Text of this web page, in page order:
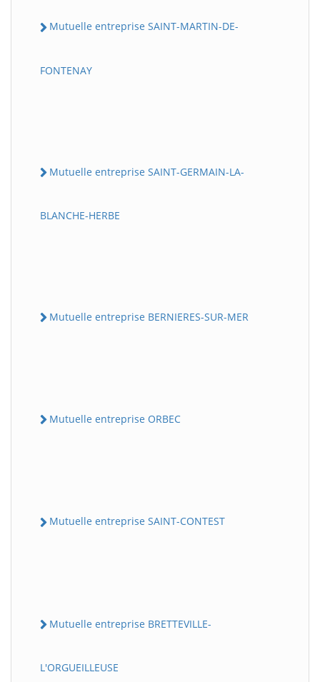
Mutuelle entreprise SAINT-MARTIN-DE-
FONTENAY
Mutuelle entreprise SAINT-GERMAIN-LA-
BLANCHE-HERBE
Mutuelle entreprise BERNIERES-SUR-MER
Mutuelle entreprise ORBEC
Mutuelle entreprise SAINT-CONTEST
Mutuelle entreprise BRETTEVILLE-
L'ORGUEILLEUSE